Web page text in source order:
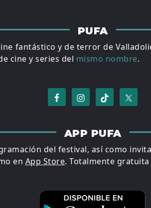
PUFA
fantástico y de terror de
cine y series del mismo nombre.
APP PUFA
del festival, así como
en App Store. Totalmente gratuita